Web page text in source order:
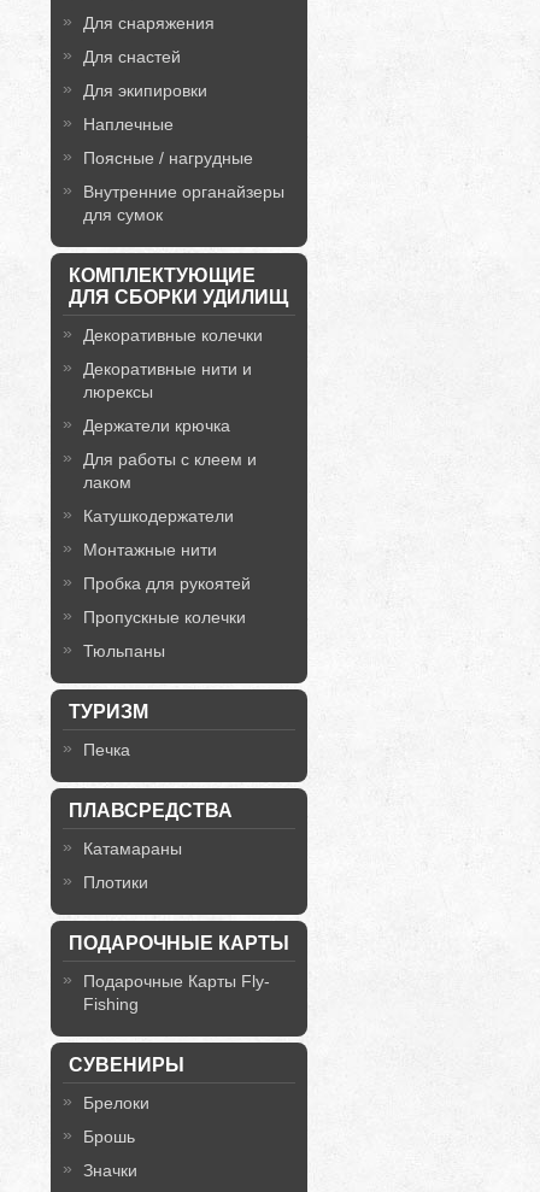
Для снаряжения
Для снастей
Для экипировки
Наплечные
Поясные / нагрудные
Внутренние органайзеры
для сумок
КОМПЛЕКТУЮЩИЕ
ДЛЯ СБОРКИ УДИЛИЩ
Декоративные колечки
Декоративные нити и
люрексы
Держатели крючка
Для работы с клеем и
лаком
Катушкодержатели
Монтажные нити
Пробка для рукоятей
Пропускные колечки
Тюльпаны
ТУРИЗМ
Печка
ПЛАВСРЕДСТВА
Катамараны
Плотики
ПОДАРОЧНЫЕ КАРТЫ
Подарочные Карты Fly-
Fishing
СУВЕНИРЫ
Брелоки
Брошь
Значки